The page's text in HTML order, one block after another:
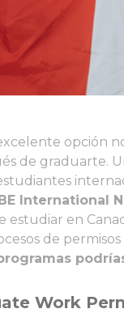
opción
de graduarte.
International
estudiar en
de
Work